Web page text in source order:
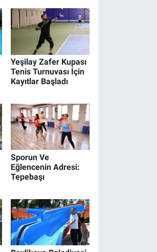
Yeşilay Zafer Kupası
Tenis Turnuvası İçin
Kayıtlar Başladı
Sporun Ve
Eğlencenin Adresi:
Tepebaşı